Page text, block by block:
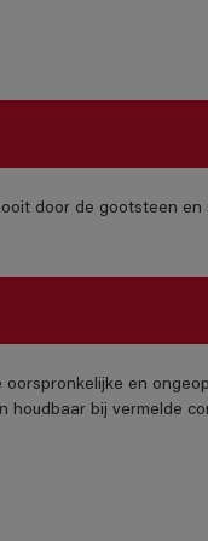
door de gootsteen
en
houdbaar bij vermelde